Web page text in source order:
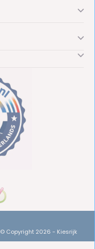
© Copyright 2026 - Kiesrijk